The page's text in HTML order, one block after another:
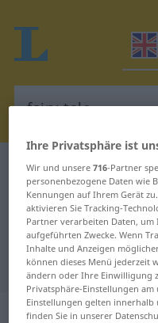
Englisch-Deutsch
Englisch-
"fairy-tale"
"fairy-tale"
„fairy-tale“:
Ihre Privatsphäre ist
Wir und unsere716-Partner
personenbezogene Daten wie
Kennungen auf Ihrem Gerät
aktivieren Sie Tracking-
Partner verarbeiten Daten, um
aufgeführten Zwecke. Wenn
Inhalte und Anzeigen
können dieses Menü jederzeit
ändern oder Ihre Einwilligung
Privatsphäre-Einstellungen
Einstellungen gelten innerhalb
finden Sie in unserer